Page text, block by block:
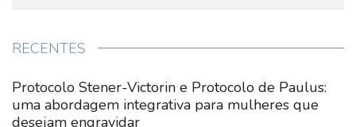
RECENTES
Protocolo Stener-Victorin e Protocolo de Paulus:
uma abordagem integrativa para mulheres que
desejam engravidar